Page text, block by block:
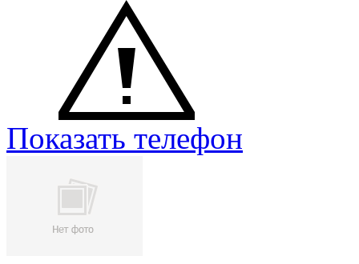
Показать телефон